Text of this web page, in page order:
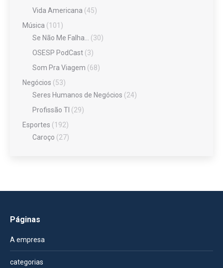
Vida Americana (45)
Música (101)
Se Não Me Falha…
(30)
OSESP PodCast (3)
Som Pra Viagem (68)
Negócios (53)
Seres Humanos de Negócios (24)
Profissão TI (29)
Esportes (192)
Caroço (27)
Páginas
A empresa
categorias